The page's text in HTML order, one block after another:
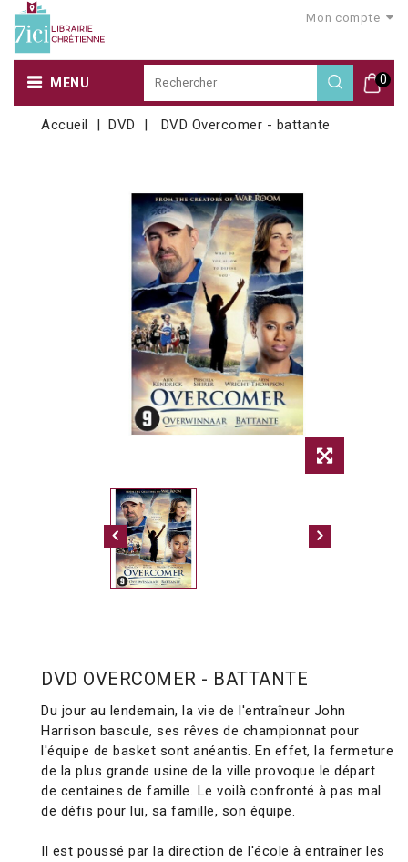
Mon compte
0
MENU
Accueil DVD DVD Overcomer - battante
DVD OVERCOMER - BATTANTE
Du jour au lendemain, la vie de l'entraîneur John
Harrison bascule, ses rêves de championnat pour
l'équipe de basket sont anéantis. En effet, la fermeture
de la plus grande usine de la ville provoque le départ
de centaines de famille. Le voilà confronté à pas mal
de défis pour lui, sa famille, son équipe.
Il est poussé par la direction de l'école à entraîner les